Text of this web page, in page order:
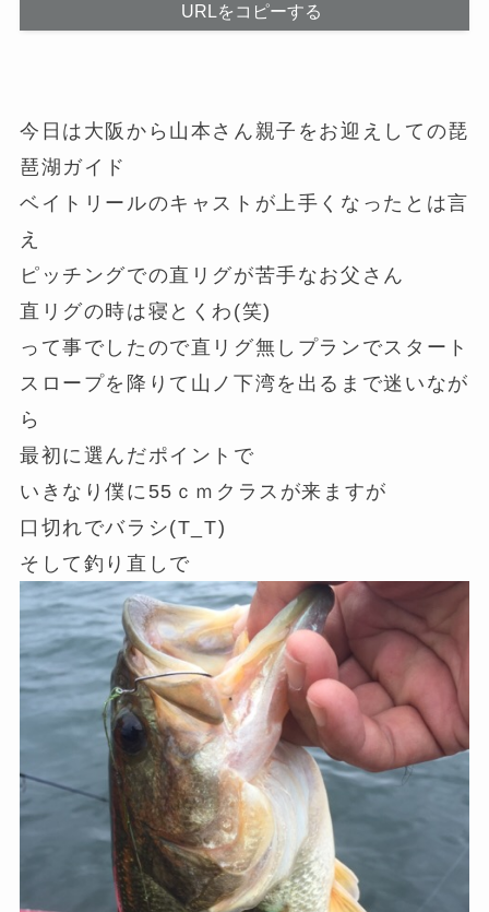
URLをコピーする
今日は大阪から山本さん親子をお迎えしての琵
琶湖ガイド
ベイトリールのキャストが上手くなったとは言
え
ピッチングでの直リグが苦手なお父さん
直リグの時は寝とくわ(笑)
って事でしたので直リグ無しプランでスタート
スロープを降りて山ノ下湾を出るまで迷いなが
ら
最初に選んだポイントで
いきなり僕に55ｃｍクラスが来ますが
口切れでバラシ(T_T)
そして釣り直しで